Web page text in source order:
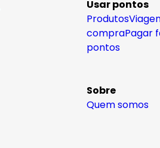
Usar pontos
Produtos
compraPagar
pontos
Sobre
Quem somos